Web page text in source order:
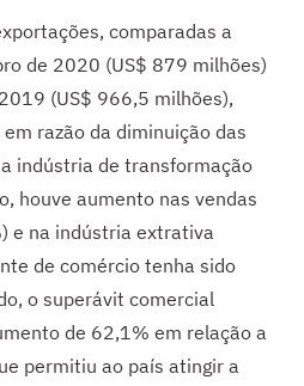
comparadas a
de 2020 (US$ 879 milhões)
(US$ 966,5 milhões),
razão da diminuição das
indústria de transformação
houve aumento nas vendas
e na indústria extrativa
de comércio tenha sido
o superávit comercial
de 62,1% em relação a
permitiu ao país atingir a